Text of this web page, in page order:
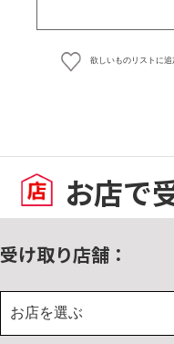
欲しいものリストに追
お店で
受け取り店舗：
お店を選ぶ